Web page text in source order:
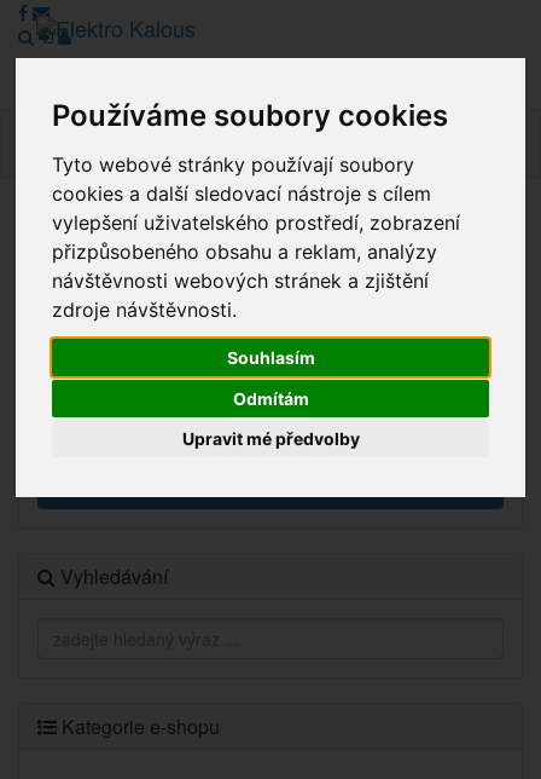
Používáme soubory cookies
Tyto webové stránky používají soubory
cookies a další sledovací nástroje s cílem
vylepšení uživatelského prostředí, zobrazení
přizpůsobeného obsahu a reklam, analýzy
návštěvnosti webových stránek a zjištění
zdroje návštěvnosti.
Souhlasím
Odmítám
Upravit mé předvolby
Vážení zákazníci, v tuto chvíli je Náš internetový obchod v
režimu Katalogu. Objednávky on-line nyní nelze vyřídit.
Děkujeme za pochopení.
Výprodej
Vyhledávání
Kategorie e-shopu